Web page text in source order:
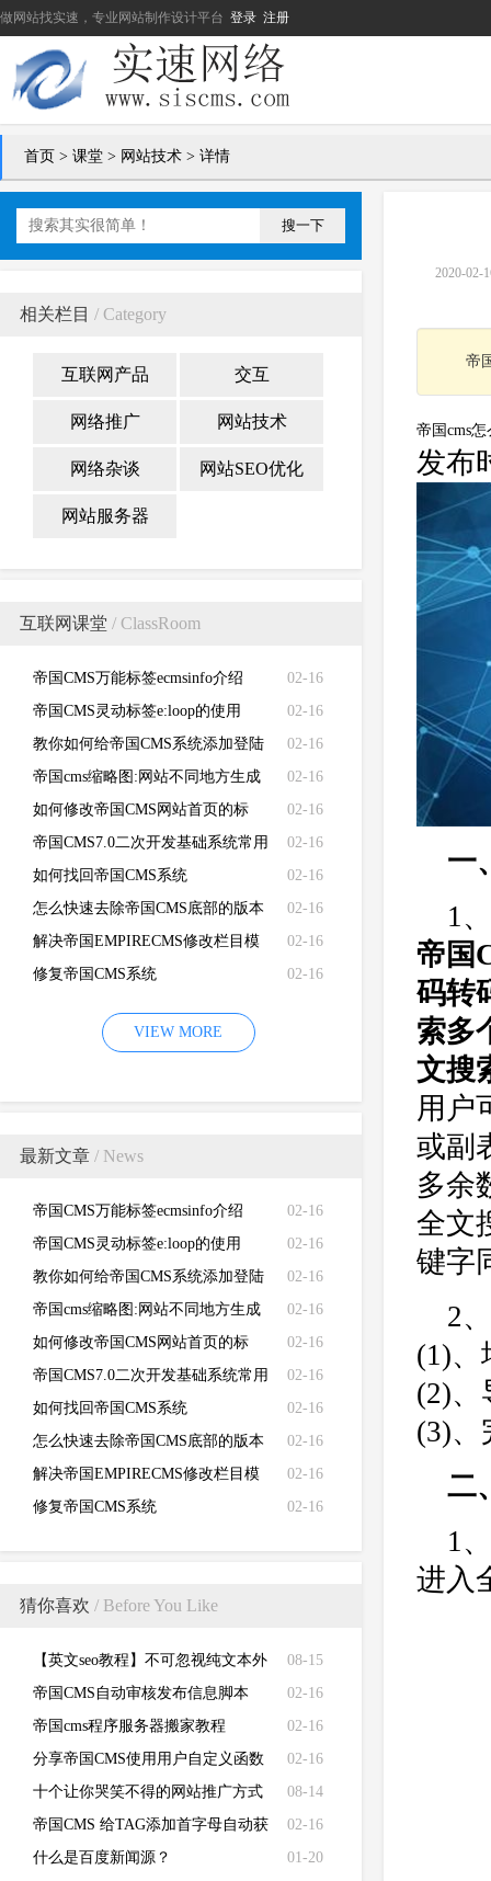
做网站找实速，专业网站制作设计平台 登录 注册
首页 > 课堂 > 网站技术 > 详情
搜一下
相关栏目 / Category
互联网产品 交互
网络推广 网站技术
网络杂谈 网站SEO优化
网站服务器
互联网课堂 / ClassRoom
02-16
帝国CMS万能标签ecmsinfo介绍
02-16
帝国CMS灵动标签e:loop的使用
02-16
教你如何给帝国CMS系统添加登陆
失败次数限制
02-16
帝国cms缩略图:网站不同地方生成
不同的缩略图
02-16
如何修改帝国CMS网站首页的标
题、关键词、描述和LOGO
02-16
帝国CMS7.0二次开发基础系统常用
函数功能说明
02-16
如何找回帝国CMS系统
（EMPIRECMS）管理员密码
02-16
怎么快速去除帝国CMS底部的版本
信息？如何去除帝国CMS版权信息
02-16
解决帝国EMPIRECMS修改栏目模
版不生效的问题
02-16
修复帝国CMS系统
VIEW MORE
最新文章 / News
02-16
帝国CMS万能标签ecmsinfo介绍
02-16
帝国CMS灵动标签e:loop的使用
02-16
教你如何给帝国CMS系统添加登陆
失败次数限制
02-16
帝国cms缩略图:网站不同地方生成
不同的缩略图
02-16
如何修改帝国CMS网站首页的标
题、关键词、描述和LOGO
02-16
帝国CMS7.0二次开发基础系统常用
函数功能说明
02-16
如何找回帝国CMS系统
（EMPIRECMS）管理员密码
02-16
怎么快速去除帝国CMS底部的版本
信息？如何去除帝国CMS版权信息
02-16
解决帝国EMPIRECMS修改栏目模
版不生效的问题
02-16
修复帝国CMS系统
猜你喜欢 / Before You Like
08-15
【英文seo教程】不可忽视纯文本外
链对于网站排名的作用
02-16
帝国CMS自动审核发布信息脚本
02-16
帝国cms程序服务器搬家教程
02-16
分享帝国CMS使用用户自定义函数
取发表的新闻数
08-14
十个让你哭笑不得的网站推广方式
02-16
帝国CMS 给TAG添加首字母自动获
取首字母
01-20
什么是百度新闻源？
2020-02-
帝
帝国cms
发布
一
1
帝国
码转
索多
文搜
用户
或副
多余
全文
键字
2
(1)、
(2)、
(3)、
二
1
进入